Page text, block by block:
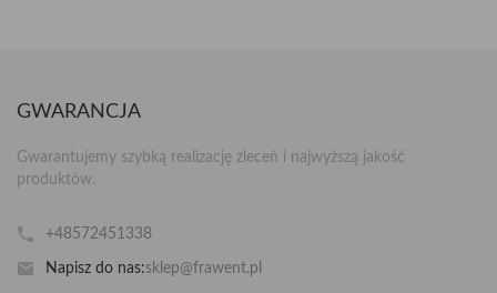
GWARANCJA
Gwarantujemy szybką realizację zleceń i najwyższą jakość
produktów.
+48572451338
Napisz do nas:sklep@frawent.pl